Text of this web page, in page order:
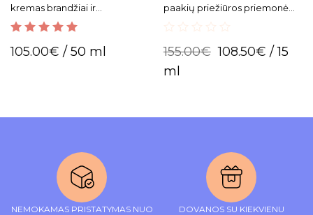
kremas brandžiai ir
išsausėjusiai odai. Itin
veiksmingas kovojant su visų
tipų raukšlėmis.
out of 5
105.00€ / 50 ml
paakių priežiūros priemonė
out
of
5
155.00€ 108.50€ / 15
ml
NEMOKAMAS PRISTATYMAS NUO
DOVANOS SU KIEKVIENU